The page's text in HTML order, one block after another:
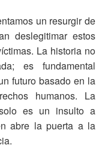
un resurgir de
deslegitimar estos
La historia no
es fundamental
futuro basado en la
humanos. La
es un insulto a
abre la puerta a la